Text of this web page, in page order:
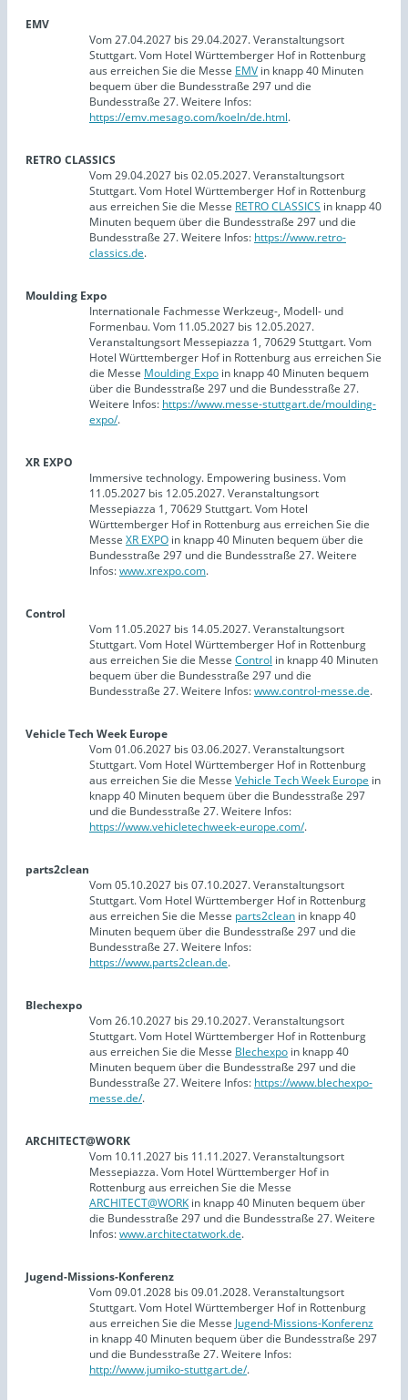
EMV
Vom 27.04.2027 bis 29.04.2027. Veranstaltungsort
Stuttgart. Vom Hotel Württemberger Hof in Rottenburg
aus erreichen Sie die Messe EMV in knapp 40 Minuten
bequem über die Bundesstraße 297 und die
Bundesstraße 27. Weitere Infos:
https://emv.mesago.com/koeln/de.html.
RETRO CLASSICS
Vom 29.04.2027 bis 02.05.2027. Veranstaltungsort
Stuttgart. Vom Hotel Württemberger Hof in Rottenburg
aus erreichen Sie die Messe RETRO CLASSICS in knapp 40
Minuten bequem über die Bundesstraße 297 und die
Bundesstraße 27. Weitere Infos: https://www.retro-
classics.de.
Moulding Expo
Internationale Fachmesse Werkzeug-, Modell- und
Formenbau. Vom 11.05.2027 bis 12.05.2027.
Veranstaltungsort Messepiazza 1, 70629 Stuttgart. Vom
Hotel Württemberger Hof in Rottenburg aus erreichen Sie
die Messe Moulding Expo in knapp 40 Minuten bequem
über die Bundesstraße 297 und die Bundesstraße 27.
Weitere Infos: https://www.messe-stuttgart.de/moulding-
expo/.
XR EXPO
Immersive technology. Empowering business. Vom
11.05.2027 bis 12.05.2027. Veranstaltungsort
Messepiazza 1, 70629 Stuttgart. Vom Hotel
Württemberger Hof in Rottenburg aus erreichen Sie die
Messe XR EXPO in knapp 40 Minuten bequem über die
Bundesstraße 297 und die Bundesstraße 27. Weitere
Infos:www.xrexpo.com.
Control
Vom 11.05.2027 bis 14.05.2027. Veranstaltungsort
Stuttgart. Vom Hotel Württemberger Hof in Rottenburg
aus erreichen Sie die Messe Control in knapp 40 Minuten
bequem über die Bundesstraße 297 und die
Bundesstraße 27. Weitere Infos:www.control-messe.de.
Vehicle Tech Week Europe
Vom 01.06.2027 bis 03.06.2027. Veranstaltungsort
Stuttgart. Vom Hotel Württemberger Hof in Rottenburg
aus erreichen Sie die Messe Vehicle Tech Week Europe in
knapp 40 Minuten bequem über die Bundesstraße 297
und die Bundesstraße 27. Weitere Infos:
https://www.vehicletechweek-europe.com/.
parts2clean
Vom 05.10.2027 bis 07.10.2027. Veranstaltungsort
Stuttgart. Vom Hotel Württemberger Hof in Rottenburg
aus erreichen Sie die Messe parts2clean in knapp 40
Minuten bequem über die Bundesstraße 297 und die
Bundesstraße 27. Weitere Infos:
https://www.parts2clean.de.
Blechexpo
Vom 26.10.2027 bis 29.10.2027. Veranstaltungsort
Stuttgart. Vom Hotel Württemberger Hof in Rottenburg
aus erreichen Sie die Messe Blechexpo in knapp 40
Minuten bequem über die Bundesstraße 297 und die
Bundesstraße 27. Weitere Infos: https://www.blechexpo-
messe.de/.
ARCHITECT@WORK
Vom 10.11.2027 bis 11.11.2027. Veranstaltungsort
Messepiazza. Vom Hotel Württemberger Hof in
Rottenburg aus erreichen Sie die Messe
ARCHITECT@WORK in knapp 40 Minuten bequem über
die Bundesstraße 297 und die Bundesstraße 27. Weitere
Infos:www.architectatwork.de.
Jugend-Missions-Konferenz
Vom 09.01.2028 bis 09.01.2028. Veranstaltungsort
Stuttgart. Vom Hotel Württemberger Hof in Rottenburg
aus erreichen Sie die Messe Jugend-Missions-Konferenz
in knapp 40 Minuten bequem über die Bundesstraße 297
und die Bundesstraße 27. Weitere Infos:
http://www.jumiko-stuttgart.de/.